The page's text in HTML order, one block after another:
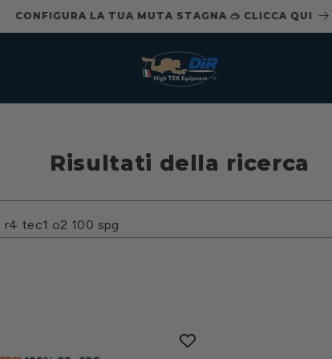
CONFIGURA LA TUA MUTA STAGNA 🥽 CLICCA QUI
Risultati della ricerca